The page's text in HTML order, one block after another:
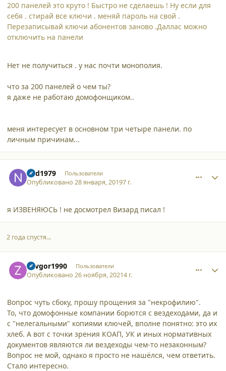
200 панелей это круто ! Быстро не сделаешь ! Ну если для
себя . стирай все ключи . меняй пароль на свой .
Перезаписывай ключи абонентов заново .Даллас можно
отключить на панели
Нет не получиться . у нас почти монополия.
что за 200 панелей о чем ты?
я даже не работаю домофонщиком..
меня интересует в основном три четыре панели. по
личным причинам...
ned1979 Пользователи
Опубликовано28 января, 20197 г.
я ИЗВЕНЯЮСЬ ! не досмотрел Визард писал !
2 года спустя...
Zavgor1990 Пользователи
Опубликовано26 ноября, 20214 г.
Вопрос чуть сбоку, прошу прощения за "некрофилию".
То, что домофонные компании борются с вездеходами, да и
с "нелегальными" копиями ключей, вполне понятно: это их
хлеб. А вот с точки зрения КОАП, УК и иных нормативных
документов являются ли вездеходы чем-то незаконным?
Вопрос не мой, однако я просто не нашёлся, чем ответить.
Стало интересно.